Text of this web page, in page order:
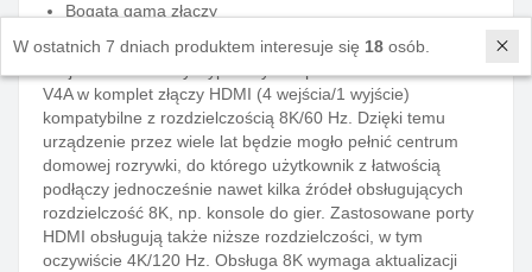
Bogata gama złączy
Złącza HDMI zgodne z 8K
V4A w komplet złączy HDMI (4 wejścia/1 wyjście)
kompatybilne z rozdzielczością 8K/60 Hz. Dzięki temu
urządzenie przez wiele lat będzie mogło pełnić centrum
domowej rozrywki, do którego użytkownik z łatwością
podłączy jednocześnie nawet kilka źródeł obsługujących
rozdzielczość 8K, np. konsole do gier. Zastosowane porty
HDMI obsługują także niższe rozdzielczości, w tym
oczywiście 4K/120 Hz. Obsługa 8K wymaga aktualizacji
W ostatnich 7 dniach produktem interesuje się 18 osób.